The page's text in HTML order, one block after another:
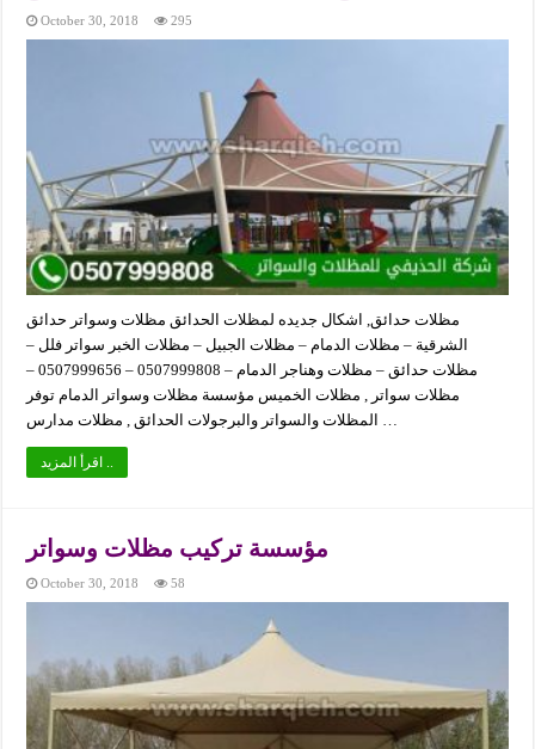
October 30, 2018 295
مظلات حدائق, اشكال جديده لمظلات الحدائق مظلات وسواتر حدائق
الشرقية – مظلات الدمام – مظلات الجبيل – مظلات الخبر سواتر فلل –
مظلات حدائق – مظلات وهناجر الدمام – 0507999808 – 0507999656 –
مظلات سواتر , مظلات الخميس مؤسسة مظلات وسواتر الدمام توفر
المظلات والسواتر والبرجولات الحدائق , مظلات مدارس …
اقرأ المزيد ..
مؤسسة تركيب مظلات وسواتر
October 30, 2018 58